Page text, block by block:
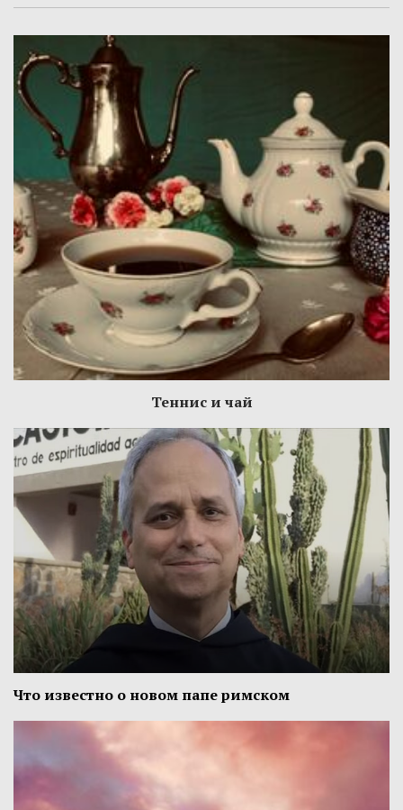
Теннис и чай
Что известно о новом папе римском